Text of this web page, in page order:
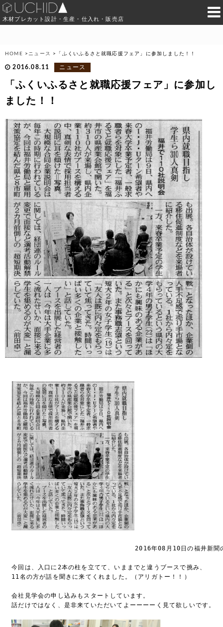
木材プレカット設計・生産・仕入れ・販売店
HOME > ニュース > 「ふくいふるさと就職応援フェア」に参加しました！！
2016.08.11 ニュース
「ふくいふるさと就職応援フェア」に参加し
ました！！
2016年08月10日の福井新聞
今回は、入口に2本の柱を立てて、いままでと違うブースで挑み、
11名の方が話を聞きに来てくれました。（アリガトー！！）
会社見学会の申し込みもスタートしています。
話だけではなく、是非来ていただいてよーーーーく見て欲しいです。